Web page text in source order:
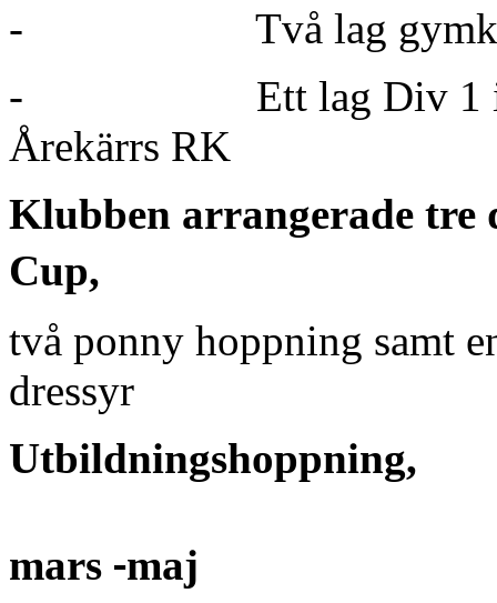
-
Två lag
-
Ett lag Div 1
Årekärrs RK
Klubben arrangerade tre
Cup,
två ponny hoppning samt
dressyr
Utbildningshoppning,
mars ‐maj